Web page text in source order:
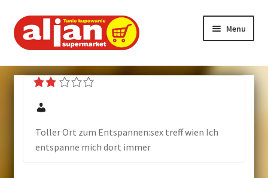
Menu
Strona główna
O firmieToller Ort zum Entspannen:sex treff wien Ich
entspanne mich dort immer